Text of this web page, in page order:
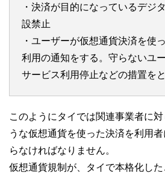
・決済が目的になっているデジ
設禁止
・ユーザーが仮想通貨決済を使
利用の通知をする。守らないユ
サービス利用停止などの措置を
このようにタイでは関連事業者に
うな仮想通貨を使った決済を利用
らなければなりません。
仮想通貨規制が、タイで本格化した